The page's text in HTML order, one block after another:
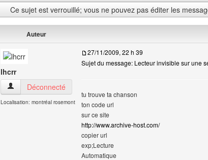
Ce sujet est verrouillé; vous ne pouvez pas éditer les
Auteur
lhcrr
lhcrr Voir le profil de l'utilisateur
Déconnecté
Localisation: montréal rosemont
27/11/2009, 22 h 39
Sujet du message: Lecteur invisible sur une
tu trouve ta chanson
ton code url
sur ce site
http://www.archive-host.com/
copier url
exp;Lecture
Automatique